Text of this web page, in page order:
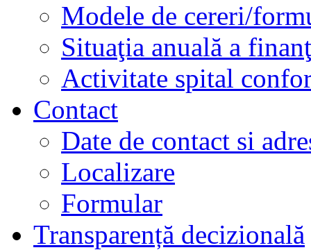
Modele de cereri/
Situaţia anuală a
Activitate spital
Contact
Date de contact si
Localizare
Formular
Transparență decizională